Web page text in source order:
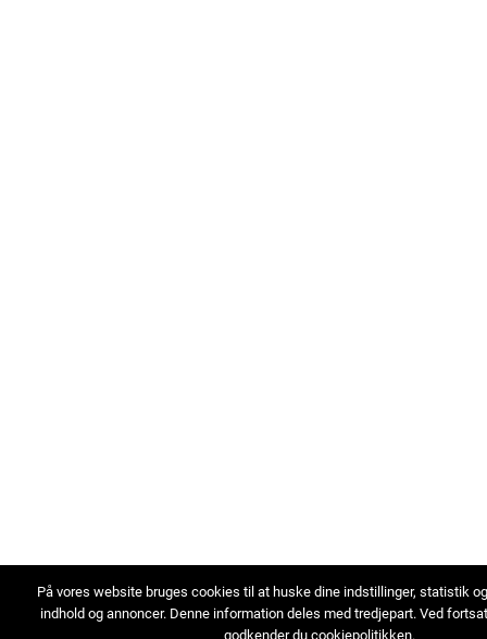
På vores website bruges cookies til at huske dine indstillinger, statistik
indhold og annoncer. Denne information deles med tredjepart. Ved
godkender du cookiepolitikken.